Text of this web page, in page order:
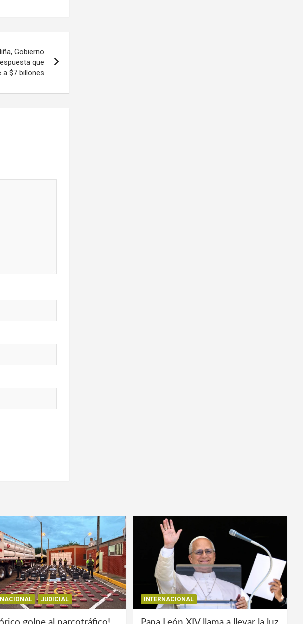
Gobierno
que
a $7 billones
JUDICIAL
golpe al narcotráfico!
INTERNACIONAL
Papa León XIV llama a llevar la luz